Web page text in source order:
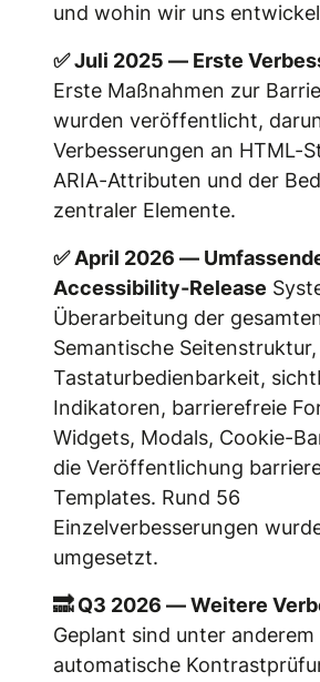
und wohin wir uns
✅ Juli 2025 — Erste
Erste Maßnahmen zur
wurden veröffentlicht,
Verbesserungen an HTML-
ARIA-Attributen und der
zentraler Elemente.
✅ April 2026 —
Accessibility-Release
Überarbeitung der
Semantische
Tastaturbedienbarkeit,
Indikatoren, barrierefreie
Widgets, Modals, Cookie-
die Veröffentlichung
Templates. Rund 56
Einzelverbesserungen
umgesetzt.
🔜 Q3 2026 — Weitere
Geplant sind unter anderem
automatische